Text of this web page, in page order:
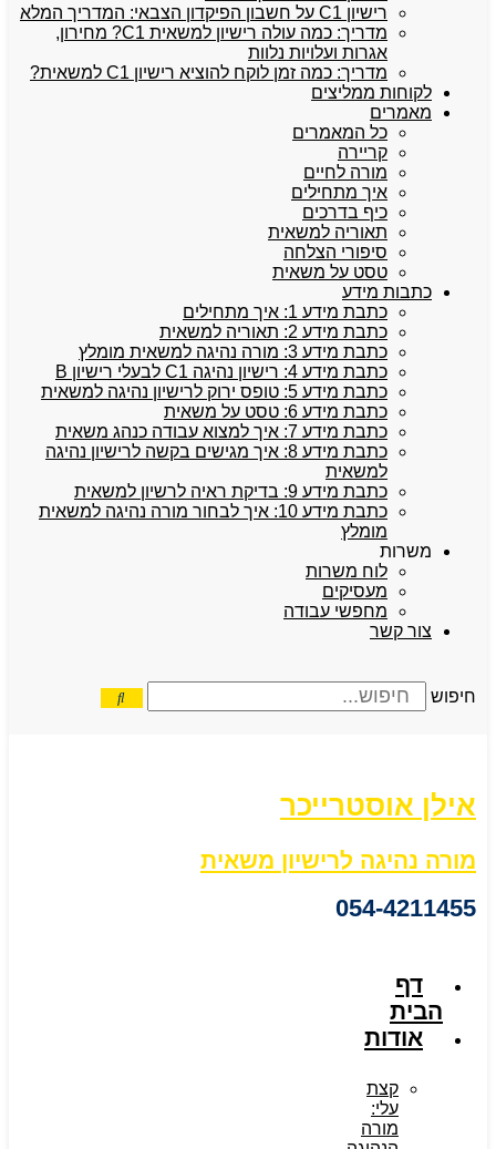
רישיון C1 על חשבון הפיקדון הצבאי: המדריך המלא
מדריך: כמה עולה רישיון למשאית C1? מחירון,
אגרות ועלויות נלוות
מדריך: כמה זמן לוקח להוציא רישיון C1 למשאית?
לקוחות ממליצים
מאמרים
כל המאמרים
קריירה
מורה לחיים
איך מתחילים
כיף בדרכים
תאוריה למשאית
סיפורי הצלחה
טסט על משאית
כתבות מידע
כתבת מידע 1: איך מתחילים
כתבת מידע 2: תאוריה למשאית
כתבת מידע 3: מורה נהיגה למשאית מומלץ
כתבת מידע 4: רישיון נהיגה C1 לבעלי רישיון B
כתבת מידע 5: טופס ירוק לרישיון נהיגה למשאית
כתבת מידע 6: טסט על משאית
כתבת מידע 7: איך למצוא עבודה כנהג משאית
כתבת מידע 8: איך מגישים בקשה לרישיון נהיגה
למשאית
כתבת מידע 9: בדיקת ראיה לרשיון למשאית
כתבת מידע 10: איך לבחור מורה נהיגה למשאית
מומלץ
משרות
לוח משרות
מעסיקים
מחפשי עבודה
צור קשר
חיפוש
אילן אוסטרייכר
מורה נהיגה לרישיון משאית
054-4211455
דף
הבית
אודות
קצת
עלי:
מורה